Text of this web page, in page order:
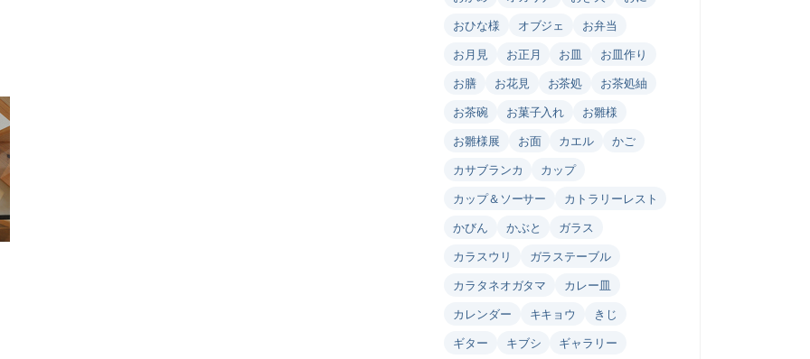
おひな様
オブジェ
お弁当
お月見
お正月 お皿
お皿作り
お膳
お花見 お茶処
お茶処紬
お茶碗
お菓子入れ
お雛様
お雛様展
お面 カエル
かご
カサブランカ
カップ
カップ＆ソーサー
カトラリーレスト
かびん
かぶと
ガラス
カラスウリ
ガラステーブル
カラタネオガタマ
カレー皿
カレンダー
キキョウ
きじ
ギター
キブシ
ギャラリー